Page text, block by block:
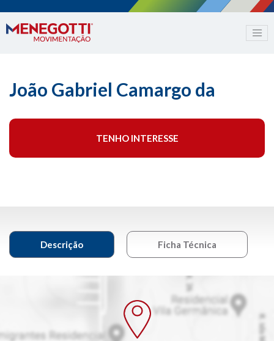
João Gabriel Camargo da
TENHO INTERESSE
Descrição Ficha Técnica